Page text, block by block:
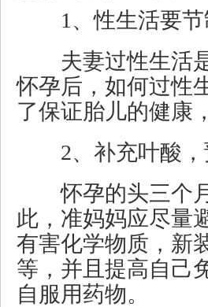
1、性生活要节
夫妻过性生活是
怀孕后，如何过性
了保证胎儿的健康
2、补充叶酸，
怀孕的头三个月
此，准妈妈应尽量
有害化学物质，新
等，并且提高自己
自服用药物。